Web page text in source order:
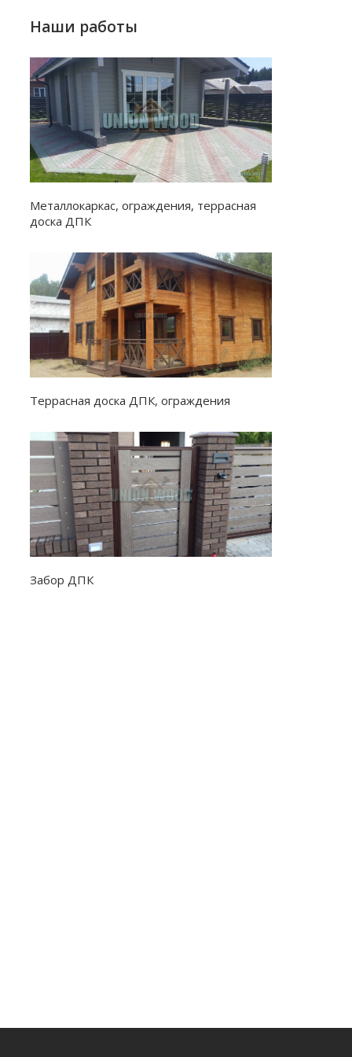
Наши работы
Металлокаркас, ограждения, террасная
доска ДПК
Террасная доска ДПК, ограждения
Забор ДПК